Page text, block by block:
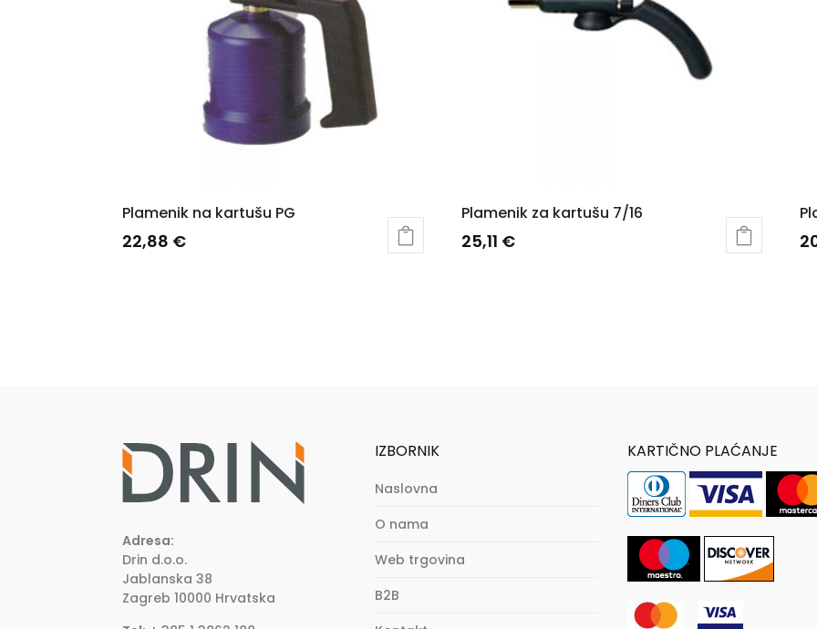
Plamenik na kartušu PG
22,88 €
Plamenik za kartušu 7/16
25,11 €
Adresa:
Drin d.o.o.
Jablanska 38
Zagreb10000 Hrvatska
IZBORNIK
Naslovna
O nama
Web trgovina
B2B
KARTIČNO PLAĆANJE